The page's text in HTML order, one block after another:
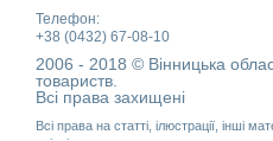
Телефон:
+38 (0432) 67-08-10
2006 - 2018 © Вінницька
товариств.
Всі права захищені
Всі права на статті, ілюстрації, інші